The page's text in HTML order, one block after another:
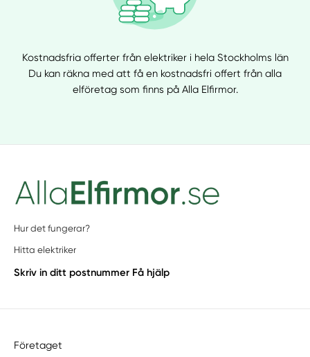
Kostnadsfria offerter från elektriker i hela Stockholms län
Du kan räkna med att få en kostnadsfri offert från alla
elföretag som finns på Alla Elfirmor.
Hur det fungerar?
Hitta elektriker
Skriv in ditt postnummer Få hjälp
Företaget